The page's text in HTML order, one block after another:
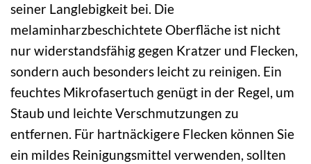
seiner Langlebigkeit bei. Die
melaminharzbeschichtete Oberfläche ist nicht
nur widerstandsfähig gegen Kratzer und Flecken,
sondern auch besonders leicht zu reinigen. Ein
feuchtes Mikrofasertuch genügt in der Regel, um
Staub und leichte Verschmutzungen zu
entfernen. Für hartnäckigere Flecken können Sie
ein mildes Reinigungsmittel verwenden, sollten